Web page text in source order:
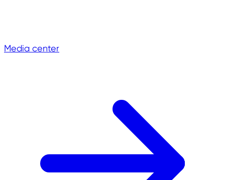
Media center